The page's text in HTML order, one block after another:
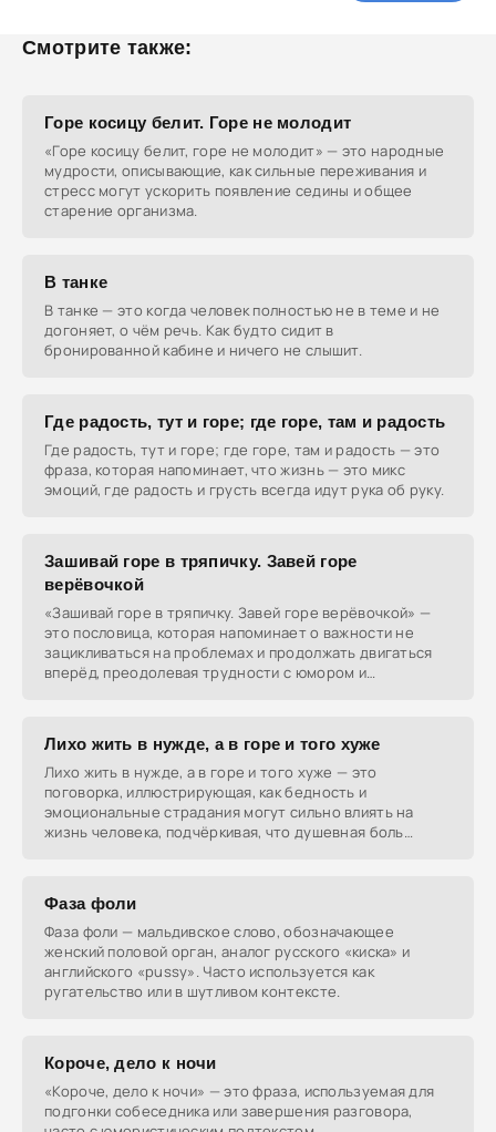
Смотрите также:
Горе косицу белит. Горе не молодит
«Горе косицу белит, горе не молодит» — это народные
мудрости, описывающие, как сильные переживания и
стресс могут ускорить появление седины и общее
старение организма.
В танке
В танке — это когда человек полностью не в теме и не
догоняет, о чём речь. Как будто сидит в
бронированной кабине и ничего не слышит.
Где радость, тут и горе; где горе, там и радость
Где радость, тут и горе; где горе, там и радость — это
фраза, которая напоминает, что жизнь — это микс
эмоций, где радость и грусть всегда идут рука об руку.
Зашивай горе в тряпичку. Завей горе
верёвочкой
«Зашивай горе в тряпичку. Завей горе верёвочкой» —
это пословица, которая напоминает о важности не
зацикливаться на проблемах и продолжать двигаться
вперёд, преодолевая трудности с юмором и
Лихо жить в нужде, а в горе и того хуже
Лихо жить в нужде, а в горе и того хуже — это
поговорка, иллюстрирующая, как бедность и
эмоциональные страдания могут сильно влиять на
жизнь человека, подчёркивая, что душевная боль
Фаза фоли
Фаза фоли — мальдивское слово, обозначающее
женский половой орган, аналог русского «киска» и
английского «pussy». Часто используется как
ругательство или в шутливом контексте.
Короче, дело к ночи
«Короче, дело к ночи» — это фраза, используемая для
подгонки собеседника или завершения разговора,